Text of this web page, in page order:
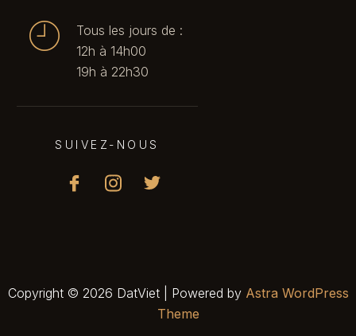
Tous les jours de :
12h à 14h00
19h à 22h30
SUIVEZ-NOUS
Copyright © 2026 DatViet | Powered by Astra WordPress
Theme